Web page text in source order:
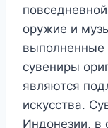
оружие и
выполненные
сувениры
являются
искусства.
Индонезии, в